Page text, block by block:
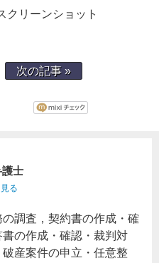
クリーンショット
次の記事 »
護士
る
調査，契約書の作成・確
の作成・確認・裁判対
産案件の申立・任意整